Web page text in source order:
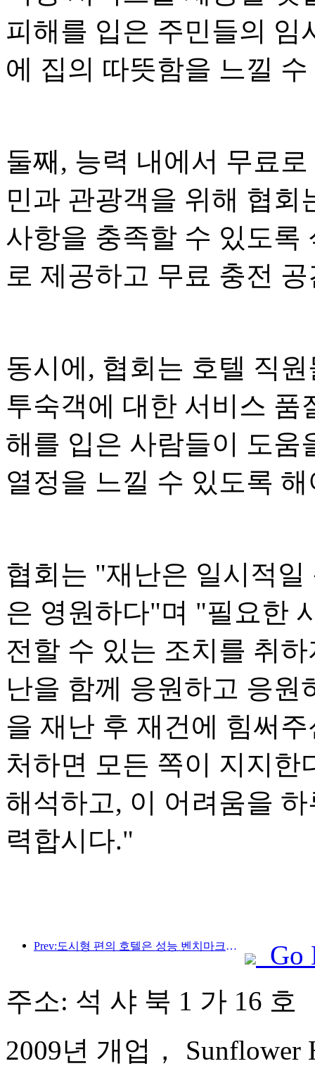
피해를 입은 주민들의 임
에 집의 따뜻함을 느낄
둘째, 능력 내에서 무료
민과 관광객을 위해 협
사항을 충족할 수 있도록
로 제공하고 무료 충전
동시에, 협회는 호텔 직
투숙객에 대한 서비스 품
해를 입은 사람들이 도움
열정을 느낄 수 있도록
협회는 "재난은 일시적
은 영원하다"며 "필요한
전할 수 있는 조치를 취
난을 함께 응원하고 응
을 재난 후 재건에 힘써
처하면 모든 쪽이 지지한
해석하고, 이 어려움을
력합시다."
Prev:도시형 편의 호텔은 성능 벤치마크를 만들고 산업 발전을 촉진합니다.
Go
주소: 석 샤 북 1 가 16 호
2009년 개업， Sunflower